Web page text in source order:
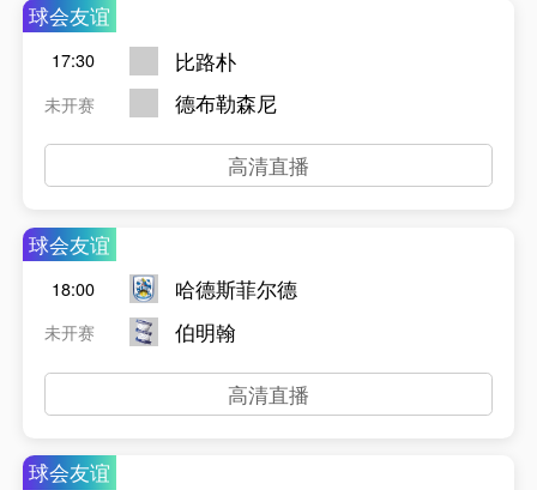
球会友谊
17:30
未开赛
比路朴
德布勒森尼
高清直播
球会友谊
18:00
未开赛
哈德斯菲尔德
伯明翰
高清直播
球会友谊